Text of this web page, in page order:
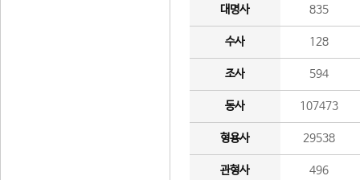
대명사 835
수사 128
조사 594
동사 107473
형용사 29538
관형사 496